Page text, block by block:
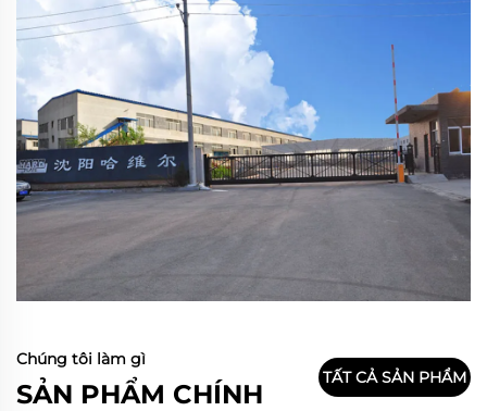
Chúng tôi làm gì
SẢN PHẨM CHÍNH
TẤT CẢ SẢN PHẨM